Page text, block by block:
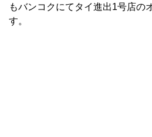
もバンコクにてタイ進出1号店の
す。